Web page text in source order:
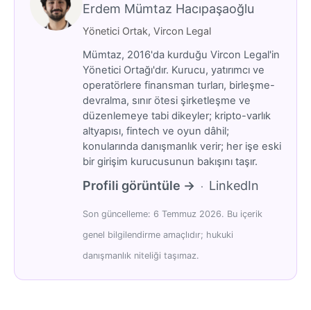
Erdem Mümtaz Hacıpaşaoğlu
Yönetici Ortak, Vircon Legal
Mümtaz, 2016'da kurduğu Vircon Legal'in
Yönetici Ortağı'dır. Kurucu, yatırımcı ve
operatörlere finansman turları, birleşme-
devralma, sınır ötesi şirketleşme ve
düzenlemeye tabi dikeyler; kripto-varlık
altyapısı, fintech ve oyun dâhil;
konularında danışmanlık verir; her işe eski
bir girişim kurucusunun bakışını taşır.
Profili görüntüle → · LinkedIn
Son güncelleme: 6 Temmuz 2026. Bu içerik
genel bilgilendirme amaçlıdır; hukuki
danışmanlık niteliği taşımaz.